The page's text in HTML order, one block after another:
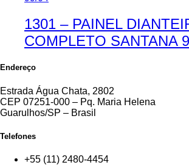
1301 – PAINEL
COMPLETO SANTANA
Endereço
Estrada Água Chata, 2802
CEP 07251-000 – Pq. Maria Helena
Guarulhos/SP – Brasil
Telefones
+55 (11) 2480-4454